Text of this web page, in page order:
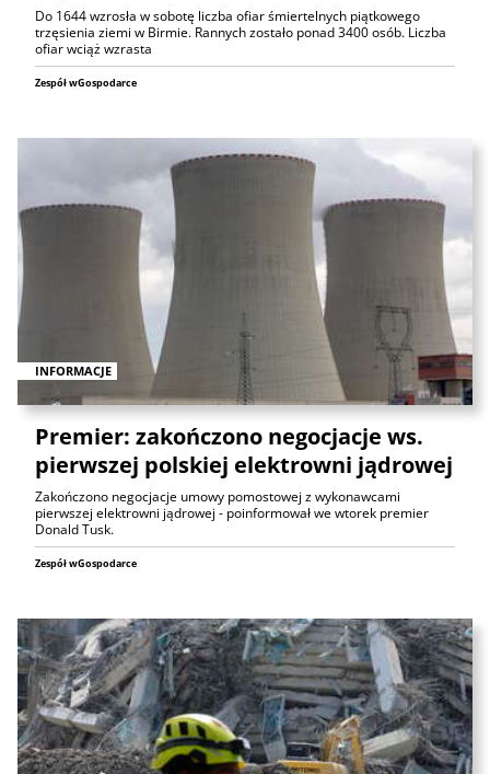
Do 1644 wzrosła w sobotę liczba ofiar śmiertelnych piątkowego
trzęsienia ziemi w Birmie. Rannych zostało ponad 3400 osób. Liczba
ofiar wciąż wzrasta
Zespół wGospodarce
INFORMACJE
Premier: zakończono negocjacje ws.
pierwszej polskiej elektrowni jądrowej
Zakończono negocjacje umowy pomostowej z wykonawcami
pierwszej elektrowni jądrowej - poinformował we wtorek premier
Donald Tusk.
Zespół wGospodarce